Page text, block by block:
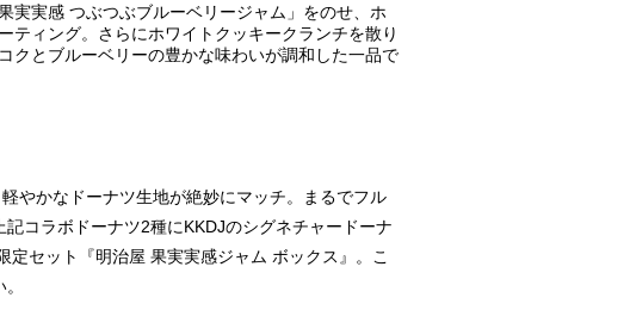
実実感 つぶつぶブルーベリージャム」をのせ、ホ
ティング。さらにホワイトクッキークランチを散り
クとブルーベリーの豊かな味わいが調和した一品で
やかなドーナツ生地が絶妙にマッチ。まるでフル
コラボドーナツ2種にKKDJのシグネチャードーナ
セット『明治屋 果実実感ジャム ボックス』。こ